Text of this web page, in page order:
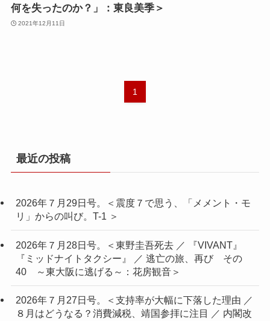
何を失ったのか？」：東良美季＞
2021年12月11日
1
最近の投稿
2026年７月29日号。＜震度７で思う、「メメント・モ
リ」からの叫び。T-1 ＞
2026年７月28日号。＜東野圭吾死去 ／ 『VIVANT』
『ミッドナイトタクシー』 ／ 逃亡の旅、再び その
40 ～東大阪に逃げる～：花房観音＞
2026年７月27日号。＜支持率が大幅に下落した理由 ／
８月はどうなる？消費減税、靖国参拝に注目 ／ 内閣改